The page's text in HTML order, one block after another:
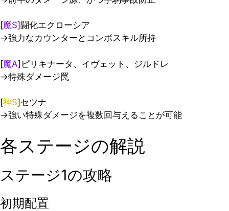
[魔S]闘化エクローシア
→強力なカウンターとコンボスキル所持
[魔A]ピリキナータ、イヴェット、ジルドレ
→特殊ダメージ罠
[神S]セツナ
→強い特殊ダメージを複数回与えることが可能
各ステージの解説
ステージ1の攻略
初期配置